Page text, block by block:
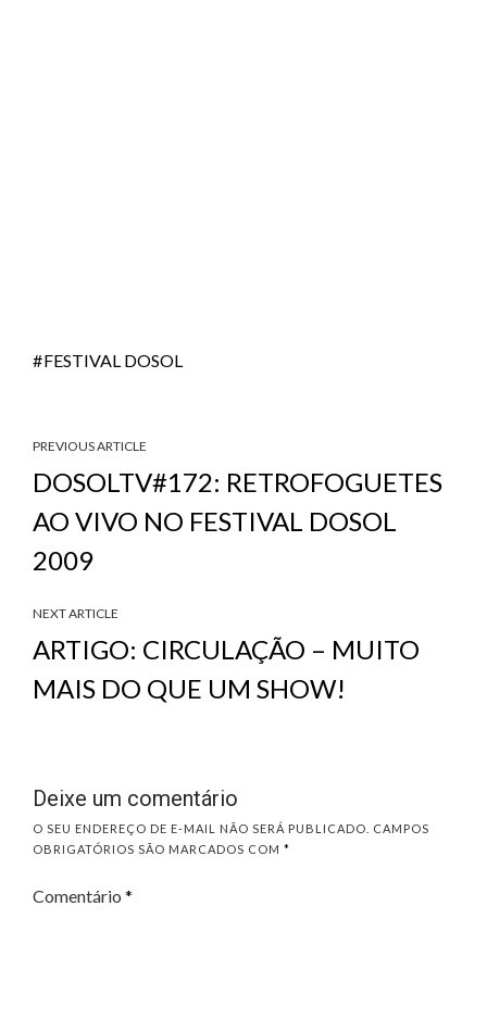
FESTIVAL DOSOL
PREVIOUS ARTICLE
DOSOLTV#172: RETROFOGUETES
AO VIVO NO FESTIVAL DOSOL
2009
NEXT ARTICLE
ARTIGO: CIRCULAÇÃO – MUITO
MAIS DO QUE UM SHOW!
Deixe um comentário
O SEU ENDEREÇO DE E-MAIL NÃO SERÁ PUBLICADO.
CAMPOS
OBRIGATÓRIOS SÃO MARCADOS COM *
Comentário *